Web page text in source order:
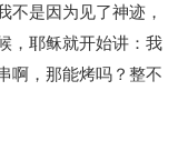
不是因为见了神迹，
，耶稣就开始讲：我
啊，那能烤吗？整不